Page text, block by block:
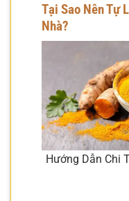
Tại Sao Nên Tự
Nhà?
Hướng Dẫn Chi